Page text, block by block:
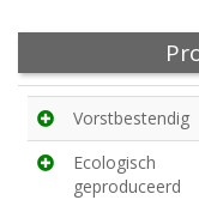
Vorstbestendig
Ecologisch
geproduceerd